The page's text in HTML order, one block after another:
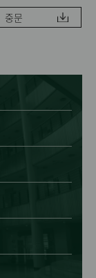
중문